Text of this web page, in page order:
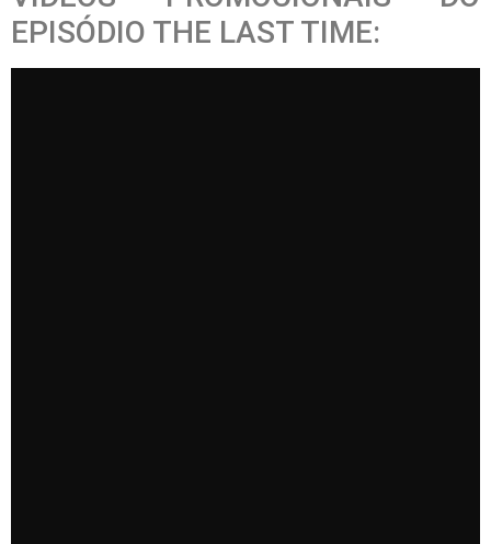
EPISÓDIO THE LAST TIME: